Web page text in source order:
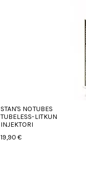
STAN'S NOTUBES
TUBELESS-LITKUN
INJEKTORI
19,90 €